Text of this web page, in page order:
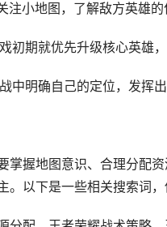
注小地图，了解敌方英雄的
初期就优先升级核心英雄
中明确自己的定位，发挥出
掌握地图意识、合理分配
以下是一些相关搜索词，